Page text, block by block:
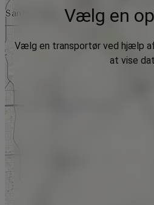
Vælg en
Vælg en transportør ved hjælp
at vise